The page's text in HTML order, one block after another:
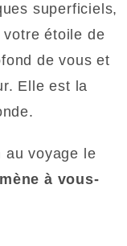
superficiels,
votre étoile de
de vous et
Elle est la
au voyage le
à vous-